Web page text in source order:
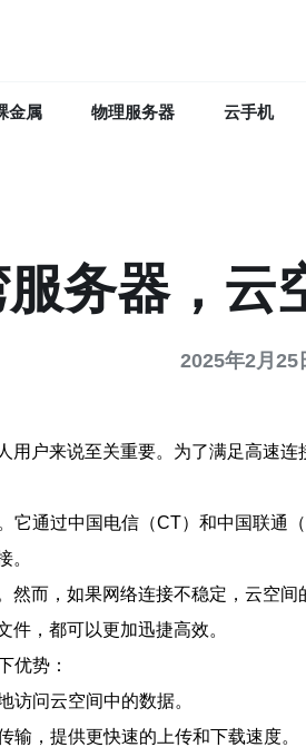
金属 物理服务器 云手机
务器，云
2025年2月25
户来说至关重要。为了满足高速
它通过中国电信（CT）和中国联
。
而，如果网络连接不稳定，云空
，都可以更加迅捷高效。
优势：
访问云空间中的数据。
，提供更快速的上传和下载速度。